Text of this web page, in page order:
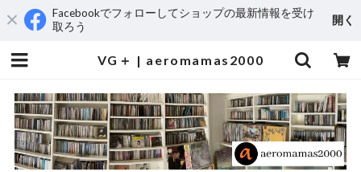
Facebookでフォローしてショップの最新情報を受け
取ろう
開く
VG＋ | aeromamas2000